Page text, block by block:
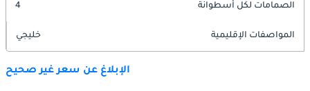
الصمامات لكل أسطوانة 4
المواصفات الإقليمية خليجي
الإبلاغ عن سعر غير صحيح